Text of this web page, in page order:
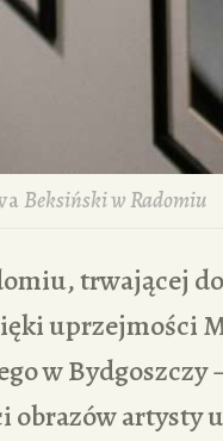
Beksiński w Radomiu
trwającej
uprzejmości
w Bydgoszczy
obrazów artysty